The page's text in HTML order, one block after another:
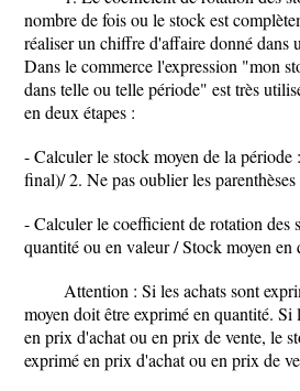
nombre de fois ou le stock est
réaliser un chiffre d'affaire donné dans
Dans le commerce l'expression "mon
dans telle ou telle période" est très
en deux étapes :
- Calculer le stock moyen de la
final)/ 2. Ne pas oublier les
- Calculer le coefficient de rotation des
quantité ou en valeur / Stock moyen
Attention : Si les achats sont
moyen doit être exprimé en quantité. Si
en prix d'achat ou en prix de vente, le
exprimé en prix d'achat ou en prix de